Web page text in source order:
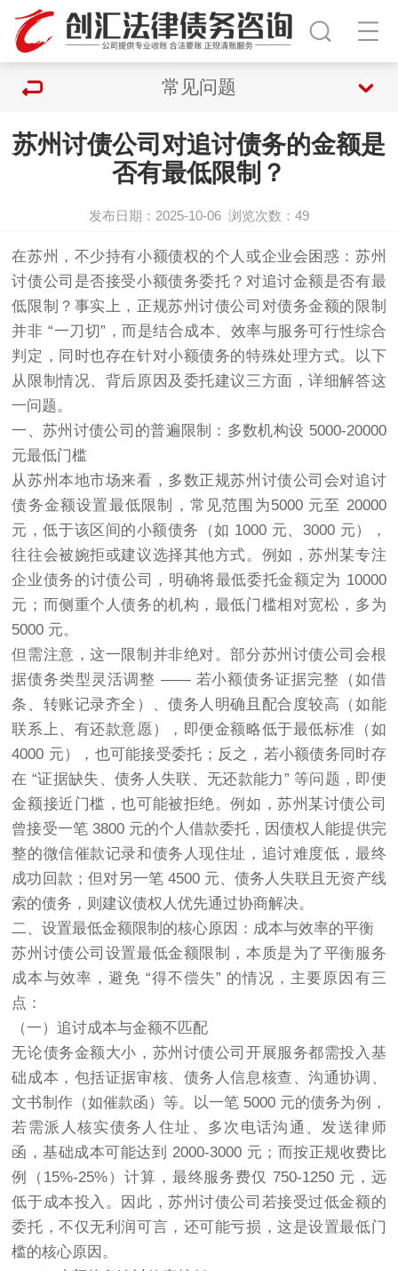
常见问题
苏州讨债公司对追讨债务的金额是
否有最低限制？
发布日期：2025-10-06 浏览次数：49
在苏州，不少持有小额债权的个人或企业会困惑： 苏州
讨债公司 是否接受小额债务委托？对追讨金额是否有最
低限制？事实上，正规苏州讨债公司 对债务金额的限制
并非 “一刀切”，而是结合成本、效率与服务可行性综合
判定，同时也存在针对小额债务的特殊处理方式。以下
从限制情况、背后原因及委托建议三方面，详细解答这
一问题。
一、苏州 讨债公司的普遍限制：多数机构设 5000-20000
元最低门槛
从苏州本地市场来看，多数正规苏州讨债公司会对追讨
债务金额设置最低限制，常见范围为5000 元至 20000
元，低于该区间的小额债务（如 1000 元、3000 元），
往往会被婉拒或建议选择其他方式。例如，苏州某专注
企业债务的讨债公司，明确将最低委托金额定为 10000
元；而侧重个人债务的机构，最低门槛相对宽松，多为
5000 元。
但需注意，这一限制并非绝对。部分苏州讨债公司会根
据债务类型灵活调整 —— 若小额债务证据完整（如借
条、转账记录齐全）、债务人明确且配合度较高（如能
联系上、有还款意愿），即便金额略低于最低标准（如
4000 元），也可能接受委托；反之，若小额债务同时存
在 “证据缺失、债务人失联、无还款能力” 等问题，即便
金额接近门槛，也可能被拒绝。例如，苏州某讨债公司
曾接受一笔 3800 元的个人借款委托，因债权人能提供完
整的微信催款记录和债务人现住址，追讨难度低，最终
成功回款；但对另一笔 4500 元、债务人失联且无资产线
索的债务，则建议债权人优先通过协商解决。
二、设置最低金额限制的核心原因：成本与效率的平衡
苏州讨债公司设置最低金额限制，本质是为了平衡服务
成本与效率，避免 “得不偿失” 的情况，主要原因有三
点：
（一）追讨成本与金额不匹配
无论债务金额大小，苏州讨债公司开展服务都需投入基
础成本，包括证据审核、债务人信息核查、沟通协调、
文书制作（如催款函）等。以一笔 5000 元的债务为例，
若需派人核实债务人住址、多次电话沟通、发送律师
函，基础成本可能达到 2000-3000 元；而按正规收费比
例（15%-25%）计算，最终服务费仅 750-1250 元，远
低于成本投入。因此，苏州讨债公司若接受过低金额的
委托，不仅无利润可言，还可能亏损，这是设置最低门
槛的核心原因。